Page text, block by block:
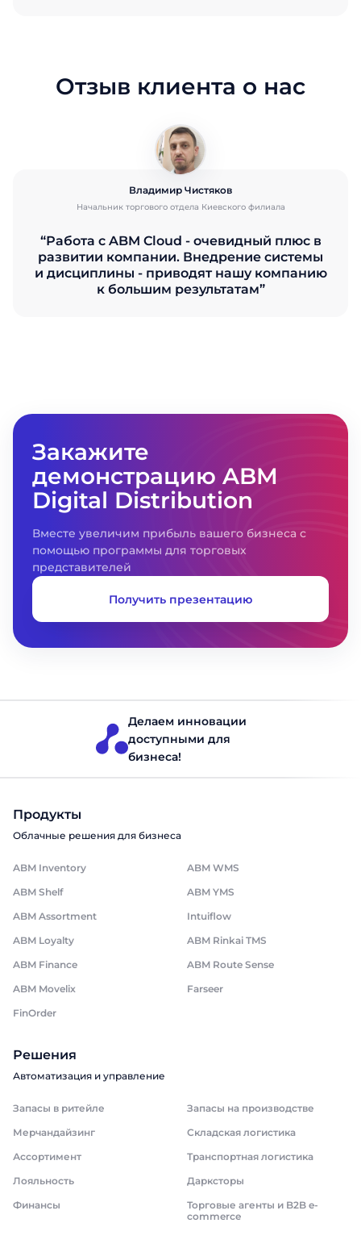
Отзыв клиента о нас
Владимир Чистяков
Начальник торгового отдела Киевского филиала
“Работа с ABM Cloud - очевидный плюс в
развитии компании. Внедрение системы
и дисциплины - приводят нашу компанию
к большим результатам”
Закажите
демонстрацию ABM
Digital Distribution
Вместе увеличим прибыль вашего бизнеса с
помощью программы для торговых
представителей
Получить презентацию
Делаем инновации
доступными для
бизнеса!
Продукты
Облачные решения для бизнеса
ABM Inventory
ABM WMS
ABM Shelf
ABM YMS
ABM Assortment
Intuiflow
ABM Loyalty
ABM Rinkai TMS
ABM Finance
ABM Route Sense
ABM Movelix
Farseer
FinOrder
Решения
Автоматизация и управление
Запасы в ритейле
Запасы на производстве
Мерчандайзинг
Складская логистика
Ассортимент
Транспортная логистика
Лояльность
Дарксторы
Финансы
Торговые агенты и B2B e-
commerce